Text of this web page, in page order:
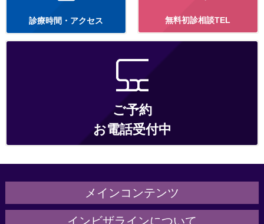
診療時間・アクセス 無料初診相談TEL
ご予約
お電話受付中
メインコンテンツ
インビザラインについて